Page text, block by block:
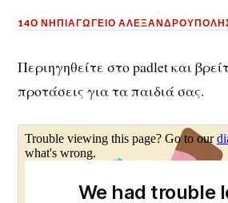
14Ο ΝΗΠΙΑΓΩΓΕΙΟ
Περιηγηθείτε στο padlet και
προτάσεις για τα παιδιά σας.